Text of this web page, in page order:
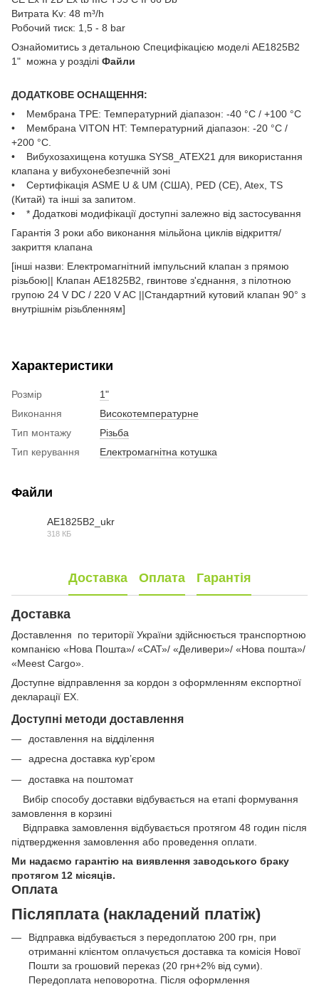
Витрата Kv: 48 m³/h
Робочий тиск: 1,5 - 8 bar
Ознайомитись з детальною Специфікацією моделі AE1825B2
1" можна у розділі Файли
ДОДАТКОВЕ ОСНАЩЕННЯ:
• Мембрана TPE: Температурний діапазон: -40 °C / +100 °C
• Мембрана VITON HT: Температурний діапазон: -20 °C /
+200 °C.
• Вибухозахищена котушка SYS8_ATEX21 для використання
клапана у вибухонебезпечній зоні
• Сертифікація ASME U & UM (США), PED (CE), Atex, TS
(Китай) та інші за запитом.
• * Додаткові модифікації доступні залежно від застосування
Гарантія 3 роки або виконання мільйона циклів відкриття/
закриття клапана
[інші назви: Електромагнітний імпульсний клапан з прямою
різьбою|| Клапан AE1825B2, гвинтове з'єднання, з пілотною
групою 24 V DC / 220 V AC ||Стандартний кутовий клапан 90° з
внутрішнім різьбленням]
Характеристики
Розмір
1"
Виконання
Високотемпературне
Тип монтажу
Різьба
Тип керування
Електромагнітна котушка
Файли
AE1825B2_ukr
318 КБ
Доставка Оплата Гарантія
Доставка
Доставлення по території України здійснюється транспортною
компанією «Нова Пошта»/ «САТ»/ «Деливери»/ «Нова пошта»/
«Meest Cargo».
Доступне відправлення за кордон з оформленням експортної
декларації EX.
Доступні методи доставлення
доставлення на відділення
адресна доставка курʼєром
доставка на поштомат
Вибір способу доставки відбувається на етапі формування
замовлення в корзині
Відправка замовлення відбувається протягом 48 годин після
підтвердження замовлення або проведення оплати.
Ми надаємо гарантію на виявлення заводського браку
протягом 12 місяців.
Оплата
Післяплата (накладений платіж)
Відправка відбувається з передоплатою 200 грн, при
отриманні клієнтом оплачується доставка та комісія Нової
Пошти за грошовий переказ (20 грн+2% від суми).
Передоплата неповоротна. Після оформлення